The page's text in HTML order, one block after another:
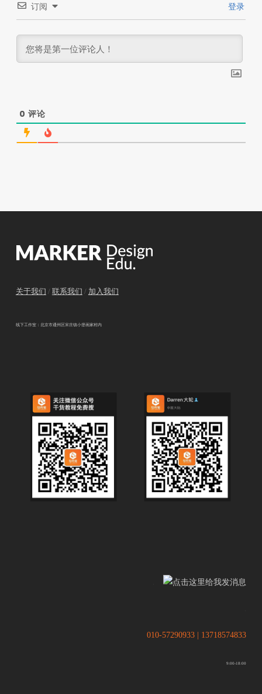
订阅 登录
0 评论
关于我们 / 联系我们 / 加入我们
线下工作室：北京市通州区宋庄镇小堡画家村内
010-57290933 | 13718574833
9:00-18:00